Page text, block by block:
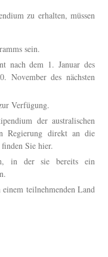
zu erhalten, müssen
sein.
nach dem 1. Januar des
November des nächsten
Verfügung.
der australischen
Regierung direkt an die
Sie hier.
in der sie bereits ein
teilnehmenden Land